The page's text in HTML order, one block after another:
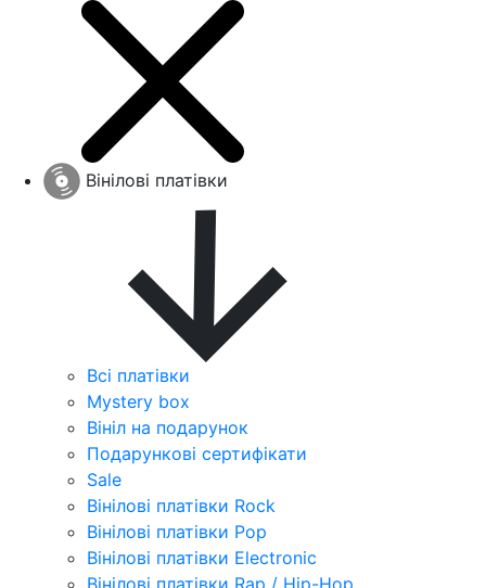
Вінілові платівки
Всі платівки
Mystery box
Вініл на подарунок
Подарункові сертифікати
Sale
Вінілові платівки Rock
Вінілові платівки Pop
Вінілові платівки Electronic